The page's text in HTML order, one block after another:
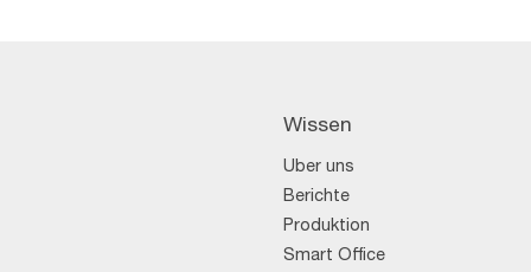
Wissen
Über uns
Berichte
Produktion
Smart Office